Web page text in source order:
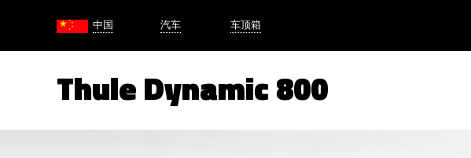
中国 汽车 车顶箱
Thule Dynamic 800